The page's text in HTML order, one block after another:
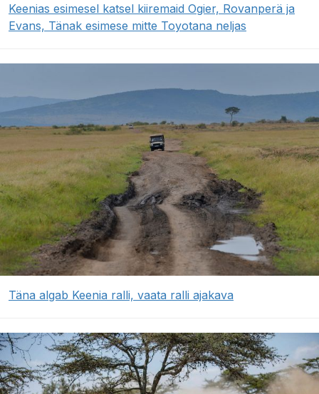
Keenias esimesel katsel kiiremaid Ogier, Rovanperä ja
Evans, Tänak esimese mitte Toyotana neljas
Täna algab Keenia ralli, vaata ralli ajakava